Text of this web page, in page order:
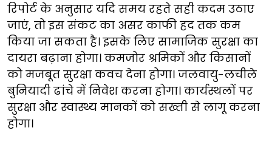
रिपोर्ट के अनुसार यदि समय रहते सही कदम उठाए
जाएं, तो इस संकट का असर काफी हद तक कम
किया जा सकता है। इसके लिए सामाजिक सुरक्षा का
दायरा बढ़ाना होगा। कमजोर श्रमिकों और किसानों
को मजबूत सुरक्षा कवच देना होगा। जलवायु-लचीले
बुनियादी ढांचे में निवेश करना होगा। कार्यस्थलों पर
सुरक्षा और स्वास्थ्य मानकों को सख्ती से लागू करना
होगा।